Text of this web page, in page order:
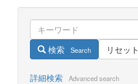
検索 Search リセット
詳細検索 Advanced search